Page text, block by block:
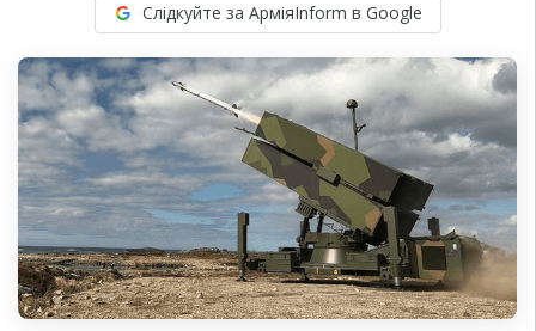
Слідкуйте за АрміяInform в Google